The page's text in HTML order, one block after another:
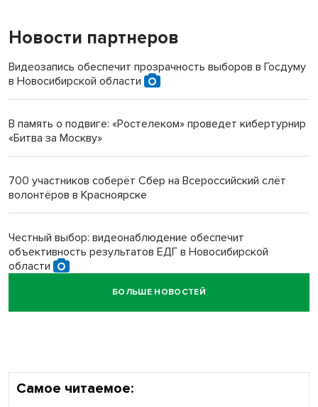
«Мы живём на пастбище!»: в новосибирском селе лошади
терроризируют жителей
Инвалид получил условный срок за избиение врачей
Новосибирский преподаватель с женой вошли в топ-16
Обновлённое отделение ВТБ открылось в Искитиме
Новости партнеров
Видеозапись обеспечит прозрачность выборов в Госдуму
в Новосибирской области
В память о подвиге: «Ростелеком» проведет кибертурнир
«Битва за Москву»
700 участников соберёт Сбер на Всероссийский слёт
волонтёров в Красноярске
Честный выбор: видеонаблюдение обеспечит
объективность результатов ЕДГ в Новосибирской
области
Кибертанки пошли в бой: «Ростелеком» объявляет
БОЛЬШЕ НОВОСТЕЙ
Самое читаемое: